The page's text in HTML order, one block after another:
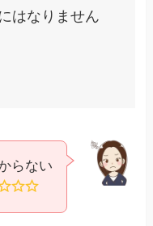
はなりません
らない